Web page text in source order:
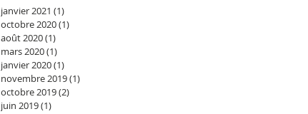
janvier 2021 (1)
octobre 2020(1)
août 2020(1)
mars 2020(1)
janvier 2020(1)
novembre 2019(1)
octobre 2019(2)
juin 2019(1)